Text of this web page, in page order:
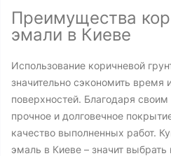
Преимущества
эмали в Киеве
Использование коричневой
значительно сэкономить время
поверхностей. Благодаря
прочное и долговечное
качество выполненных работ.
эмаль в Киеве – значит